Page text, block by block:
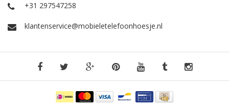
+31 297547258
klantenservice@mobieletelefoonhoesje.nl